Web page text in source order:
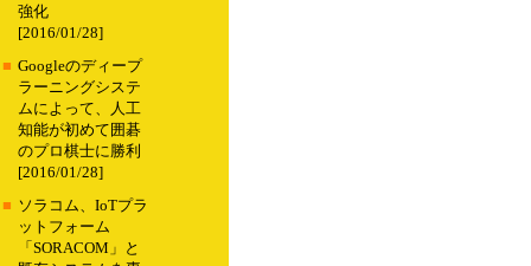
強化
[2016/01/28]
■ Googleのディープ
ラーニングシステ
ムによって、人工
知能が初めて囲碁
のプロ棋士に勝利
[2016/01/28]
■ ソラコム、IoTプラ
ットフォーム
「SORACOM」と